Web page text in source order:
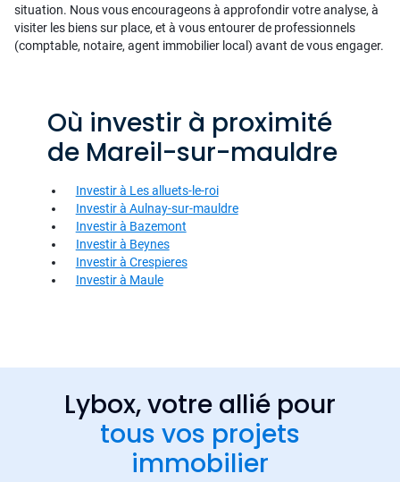
situation. Nous vous encourageons à approfondir votre analyse, à
visiter les biens sur place, et à vous entourer de professionnels
(comptable, notaire, agent immobilier local) avant de vous engager.
Où investir à proximité
de Mareil-sur-mauldre
Investir à Les alluets-le-roi
Investir à Aulnay-sur-mauldre
Investir à Bazemont
Investir à Beynes
Investir à Crespieres
Investir à Maule
Lybox, votre allié pour
tous vos projets
immobilier